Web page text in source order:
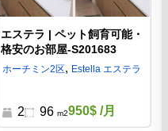
エステラ | ペット飼育可能・
格安のお部屋-S201683
ホーチミン2区, Estella エステラ
2 96 m2950$ /月